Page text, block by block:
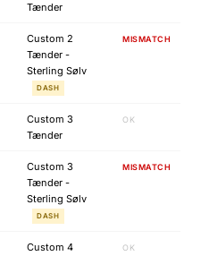
Tænder
Custom 2
Tænder -
Sterling Sølv
DASH
MISMATCH
Custom 3
Tænder
OK
Custom 3
Tænder -
Sterling Sølv
DASH
MISMATCH
Custom 4
OK